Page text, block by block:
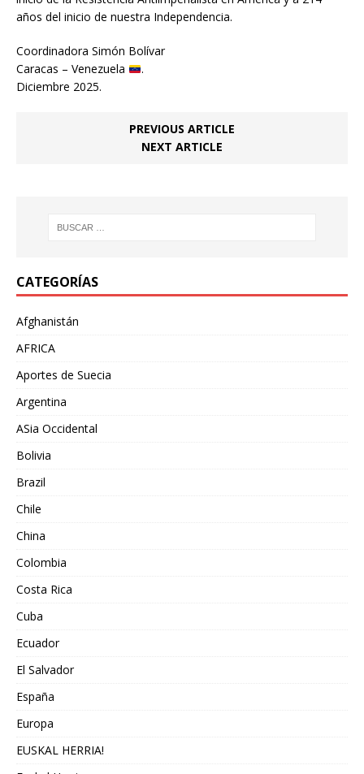
años del inicio de nuestra Independencia.
Coordinadora Simón Bolívar
Caracas – Venezuela
.
Diciembre 2025.
PREVIOUS ARTICLE
NEXT ARTICLE
CATEGORÍAS
Afghanistán
AFRICA
Aportes de Suecia
Argentina
ASia Occidental
Bolivia
Brazil
Chile
China
Colombia
Costa Rica
Cuba
Ecuador
El Salvador
España
Europa
EUSKAL HERRIA!